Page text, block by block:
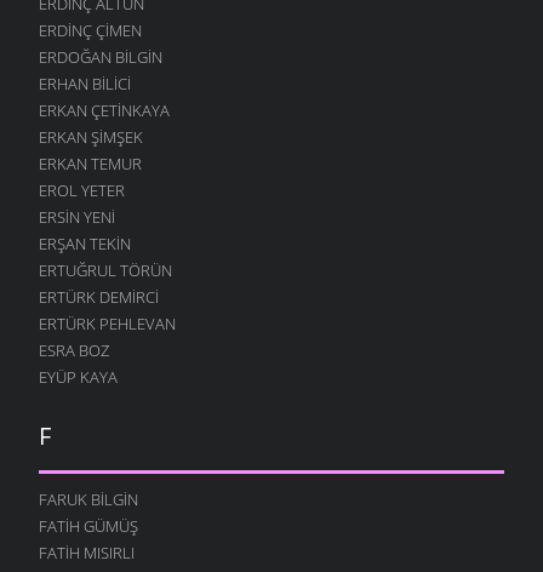
ERDINÇ ÇIMEN
ERDOĞAN BILGIN
ERHAN BILICI
ERKAN ÇETINKAYA
ERKAN ŞIMŞEK
ERKAN TEMUR
EROL YETER
ERSIN YENI
ERŞAN TEKIN
ERTUĞRUL TÖRÜN
ERTÜRK DEMIRCI
ERTÜRK PEHLEVAN
ESRA BOZ
EYÜP KAYA
F
FARUK BILGIN
FATIH GÜMÜŞ
FATIH MISIRLI